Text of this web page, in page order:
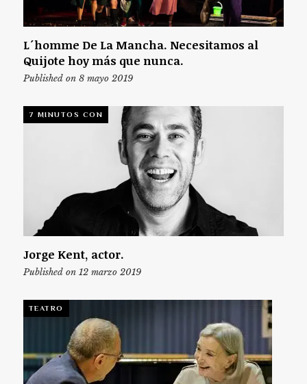
L´homme De La Mancha. Necesitamos al
Quijote hoy más que nunca.
Published on 8 mayo 2019
7 MINUTOS CON
Jorge Kent, actor.
Published on 12 marzo 2019
TEATRO